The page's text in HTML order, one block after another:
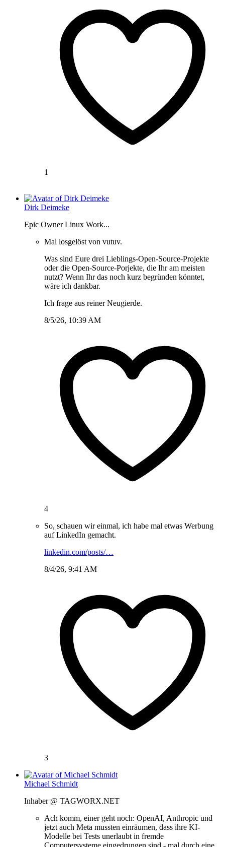
1
Dirk Deimeke
Epic Owner Linux Work...
Mal losgelöst von vutuv.
Was sind Eure drei Lieblings-Open-Source-Projekte
oder die Open-Source-Porjekte, die Ihr am meisten
nutzt? Wenn Ihr das noch kurz begründen könntet,
wäre ich dankbar.
Ich frage aus reiner Neugierde.
8/5/26, 10:39 AM
4
So, schauen wir einmal, ich habe mal etwas Werbung
auf LinkedIn gemacht.
linkedin.com/posts/…
8/4/26, 9:41 AM
3
Michael Schmidt
Inhaber @ TAGWORX.NET
Ach komm, einer geht noch: OpenAI, Anthropic und
jetzt auch Meta mussten einräumen, dass ihre KI-
Modelle bei Tests unerlaubt in fremde
Computersysteme eingedrungen sind - mal durch eine